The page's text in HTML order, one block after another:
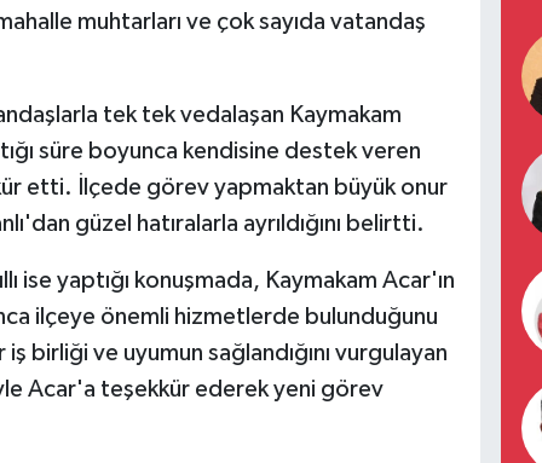
muhtarları ve çok sayıda vatandaş
tek tek vedalaşan Kaymakam
süre boyunca kendisine destek veren
etti. İlçede görev yapmaktan büyük onur
güzel hatıralarla ayrıldığını belirtti.
ise yaptığı konuşmada, Kaymakam Acar'ın
ilçeye önemli hizmetlerde bulunduğunu
birliği ve uyumun sağlandığını vurgulayan
Acar'a teşekkür ederek yeni görev